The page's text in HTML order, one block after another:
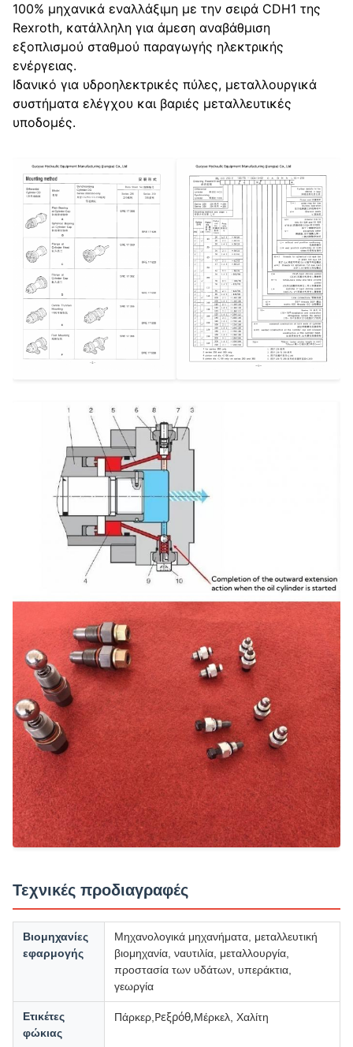
100% μηχανικά εναλλάξιμη με την σειρά CDH1 της
Rexroth, κατάλληλη για άμεση αναβάθμιση
εξοπλισμού σταθμού παραγωγής ηλεκτρικής
ενέργειας.
Ιδανικό για υδροηλεκτρικές πύλες, μεταλλουργικά
συστήματα ελέγχου και βαριές μεταλλευτικές
υποδομές.
Τεχνικές προδιαγραφές
Βιομηχανίες
εφαρμογής
Μηχανολογικά μηχανήματα, μεταλλευτική
βιομηχανία, ναυτιλία, μεταλλουργία,
προστασία των υδάτων, υπεράκτια,
γεωργία
Ετικέτες
φώκιας
Πάρκερ, Ρεξρόθ,Μέρκελ, Χαλίτη